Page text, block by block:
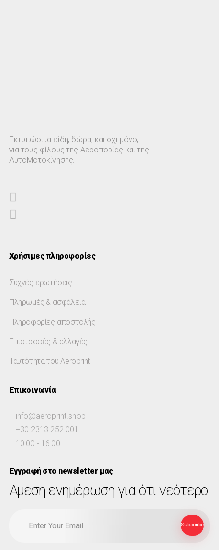
Εκτυπώσιμα είδη, δώρα, και όχι μόνο,
για τους φίλους της Αεροπορίας και της
ΑυτοΜοτοκίνησης.
Χρήσιμες πληροφορίες
Συχνές ερωτήσεις
Πληρωμές & ασφάλεια
Πληροφορίες αποστολής
Επιστροφές & αλλαγές
Ταυτότητα του Aeroprint
Επικοινωνία
info@aeroprint.shop
+30 2313 252 001
10:00 - 16:00
Εγγραφή στο newsletter μας
Αμεση ενημέρωση για ότι νεότερο